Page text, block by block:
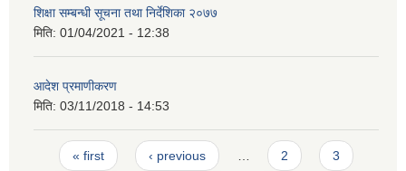
शिक्षा सम्बन्धी सूचना तथा निर्देशिका २०७७
मिति: 01/04/2021 - 12:38
आदेश प्रमाणीकरण
मिति: 03/11/2018 - 14:53
Pages
« first ‹ previous 2 3